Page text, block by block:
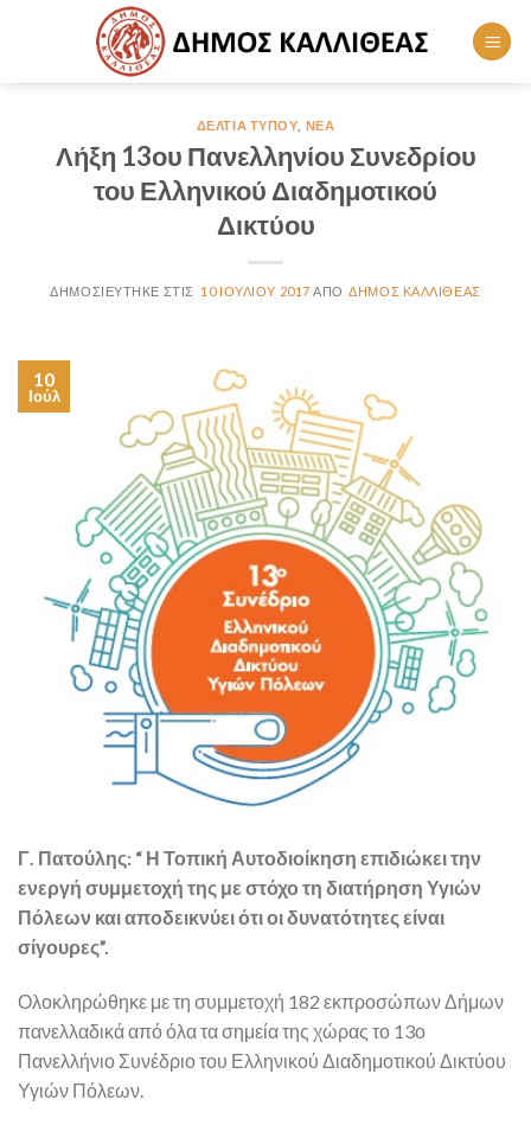
ΔΕΛΤΊΑ ΤΎΠΟΥ ΝΈΑ
Λήξη 13ου Πανελληνίου Συνεδρίου
του Ελληνικού Διαδημοτικού
Δικτύου
10 ΙΟΥΛΊΟΥ 2017 ΔΉΜΟΣ ΚΑΛΛΙΘΈΑΣ
10
Ιούλ
Γ. Πατούλης: “ Η Τοπική Αυτοδιοίκηση επιδιώκει την
ενεργή συμμετοχή της με στόχο τη διατήρηση Υγιών
Πόλεων και αποδεικνύει ότι οι δυνατότητες είναι
σίγουρες”.
Ολοκληρώθηκε με τη συμμετοχή 182 εκπροσώπων Δήμων
πανελλαδικά από όλα τα σημεία της χώρας το 13ο
Πανελλήνιο Συνέδριο του Ελληνικού Διαδημοτικού Δικτύου
Υγιών Πόλεων.